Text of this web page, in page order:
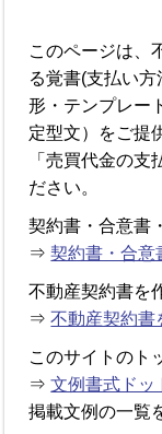
このページは、
る覚書(支払い
形・テンプレー
定型文）をご提
「売買代金の支
ださい。
契約書・合意書
⇒契約書・合意
不動産契約書を
⇒不動産契約書
このサイトのト
⇒文例書式ドッ
掲載文例の一覧